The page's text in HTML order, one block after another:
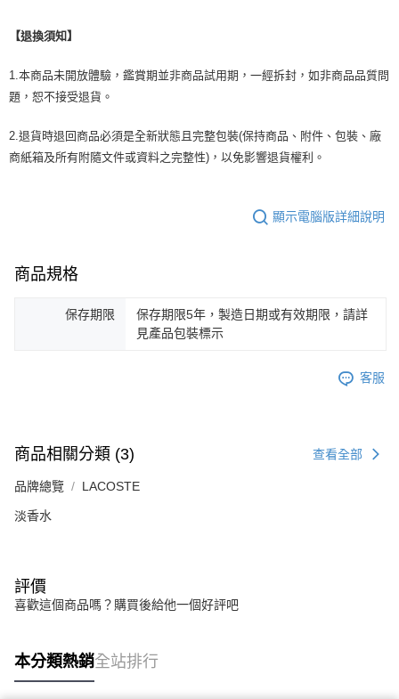
【退換須知】
1.本商品未開放體驗，鑑賞期並非商品試用期，一經拆封，如非商品品質問
題，恕不接受退貨。
2.退貨時退回商品必須是全新狀態且完整包裝(保持商品、附件、包裝、廠
商紙箱及所有附隨文件或資料之完整性)，以免影響退貨權利。
顯示電腦版詳細說明
商品規格
保存期限
保存期限5年，製造日期或有效期限，請詳
見產品包裝標示
客服
商品相關分類 (3) 查看全部
品牌總覽 LACOSTE
淡香水
評價
喜歡這個商品嗎？購買後給他一個好評吧
本分類熱銷全站排行